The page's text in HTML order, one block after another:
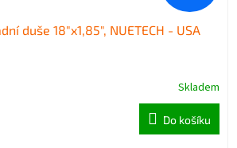
duše 18"x1,85", NUETECH - USA
Skladem
Do košíku